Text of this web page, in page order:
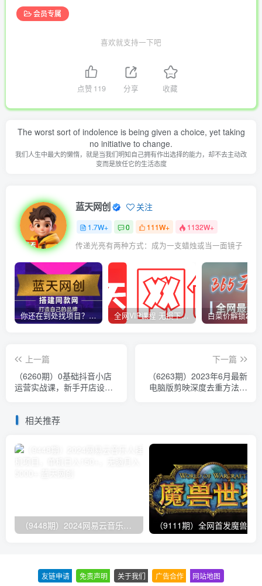
会员专属
喜欢就支持一下吧
点赞 119 分享 收藏
The worst sort of indolence is being given a choice, yet taking
no initiative to change.
我们人生中最大的懒惰，就是当我们明知自己拥有作出选择的能力，却不去主动改
变而是放任它的生活态度
蓝天网创 关注
1.7W+ 0 111W+ 1132W+
传递光亮有两种方式：成为一支蜡烛或当一面镜子
你还在到处找项目？还在当韭菜？我靠卖项目一个月收入5万+，曾经我也是个失败者。 全网VIP课程 无损下载~
上一篇
（6260期）0基础抖音小店
运营实战课，新手开店设置
下一篇
（6263期）2023年6月最新
电脑版剪映深度去重方法，
相关推荐
友链申请 免责声明 关于我们 广告合作 网站地图